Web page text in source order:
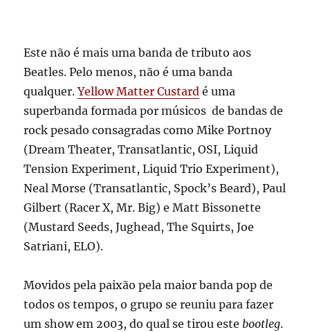
Este não é mais uma banda de tributo aos
Beatles. Pelo menos, não é uma banda
qualquer.Yellow Matter Custard é uma
superbanda formada por músicos de bandas de
rock pesado consagradas como Mike Portnoy
(Dream Theater, Transatlantic, OSI, Liquid
Tension Experiment, Liquid Trio Experiment),
Neal Morse (Transatlantic, Spock’s Beard), Paul
Gilbert (Racer X, Mr. Big) e Matt Bissonette
(Mustard Seeds, Jughead, The Squirts, Joe
Satriani, ELO).
Movidos pela paixão pela maior banda pop de
todos os tempos, o grupo se reuniu para fazer
um show em 2003, do qual se tirou este bootleg.